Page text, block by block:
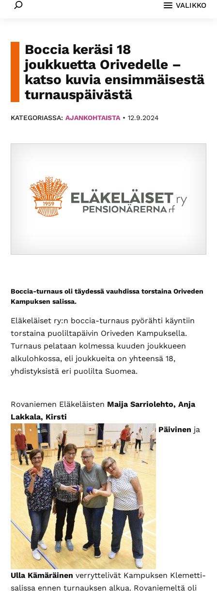
puolilla
Suomea
tarjoavat
monipuolista
toimintaa.
VALIKKO
Boccia keräsi 18
joukkuetta Orivedelle –
katso kuvia ensimmäisestä
turnauspäivästä
KATEGORIASSA: AJANKOHTAISTA • 12.9.2024
Boccia-turnaus oli täydessä vauhdissa torstaina Oriveden
Kampuksen salissa.
Eläkeläiset ry:n boccia-turnaus pyörähti käyntiin
torstaina puoliltapäivin Oriveden Kampuksella.
Turnaus pelataan kolmessa kuuden joukkueen
alkulohkossa, eli joukkueita on yhteensä 18,
yhdistyksistä eri puolilta Suomea.
Rovaniemen Eläkeläisten Maija Sarriolehto, Anja
Lakkala, Kirsti
Päivinen ja
Ulla Kämäräinen verryttelivät Kampuksen Klemetti-
salissa ennen turnauksen alkua. Rovaniemeltä oli